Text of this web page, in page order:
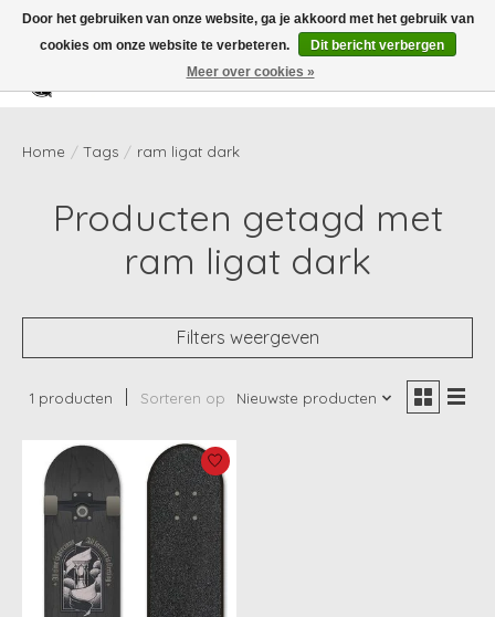
Verlanglijst
Home / Tags / ram ligat dark
Producten getagd met
ram ligat dark
Filters weergeven
1 producten Sorteren op Nieuwste producten
Door het gebruiken van onze website, ga je akkoord met het gebruik van
cookies om onze website te verbeteren.
Dit bericht verbergen
Meer over cookies »